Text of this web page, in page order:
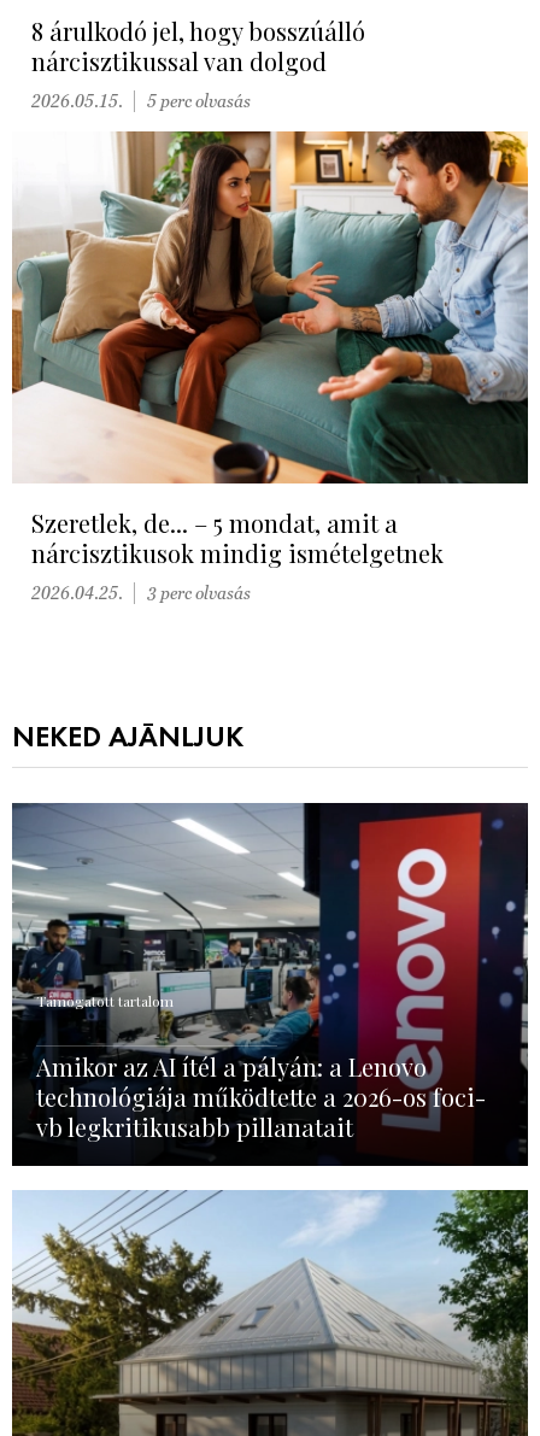
8 árulkodó jel, hogy bosszúálló
nárcisztikussal van dolgod
2026.05.15. 5 perc olvasás
Szeretlek, de... – 5 mondat, amit a
nárcisztikusok mindig ismételgetnek
2026.04.25. 3 perc olvasás
NEKED AJÁNLJUK
Támogatott tartalom
Amikor az AI ítél a pályán: a Lenovo
technológiája működtette a 2026-os foci-
vb legkritikusabb pillanatait